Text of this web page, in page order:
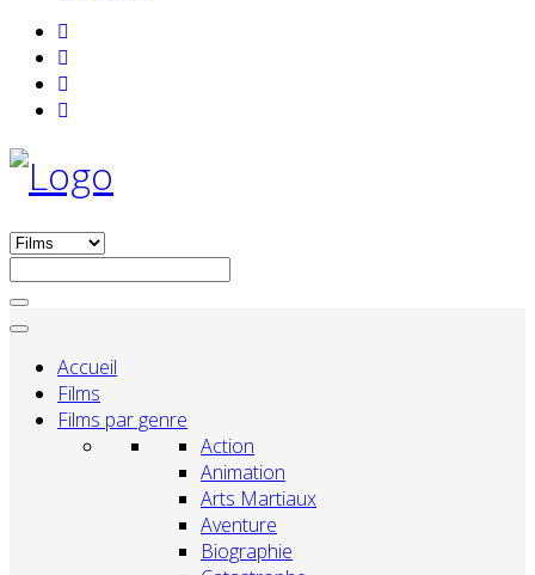
Accueil
Films
Films par genre
Action
Animation
Arts Martiaux
Aventure
Biographie